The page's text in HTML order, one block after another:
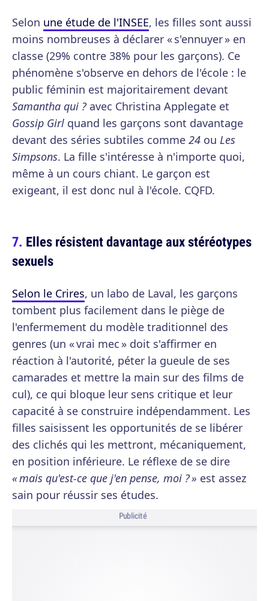
Selon une étude de l'INSEE, les filles sont aussi
moins nombreuses à déclarer « s'ennuyer » en
classe (29% contre 38% pour les garçons). Ce
phénomène s'observe en dehors de l'école : le
public féminin est majoritairement devant
Samantha qui ? avec Christina Applegate et
Gossip Girl quand les garçons sont davantage
devant des séries subtiles comme 24 ou Les
Simpsons. La fille s'intéresse à n'importe quoi,
même à un cours chiant. Le garçon est
exigeant, il est donc nul à l'école. CQFD.
Elles résistent davantage aux stéréotypes
sexuels
Selon le Crires, un labo de Laval, les garçons
tombent plus facilement dans le piège de
l'enfermement du modèle traditionnel des
genres (un « vrai mec » doit s'affirmer en
réaction à l'autorité, péter la gueule de ses
camarades et mettre la main sur des films de
cul), ce qui bloque leur sens critique et leur
capacité à se construire indépendamment. Les
filles saisissent les opportunités de se libérer
des clichés qui les mettront, mécaniquement,
en position inférieure. Le réflexe de se dire
« mais qu'est-ce que j'en pense, moi ? » est assez
sain pour réussir ses études.
Publicité